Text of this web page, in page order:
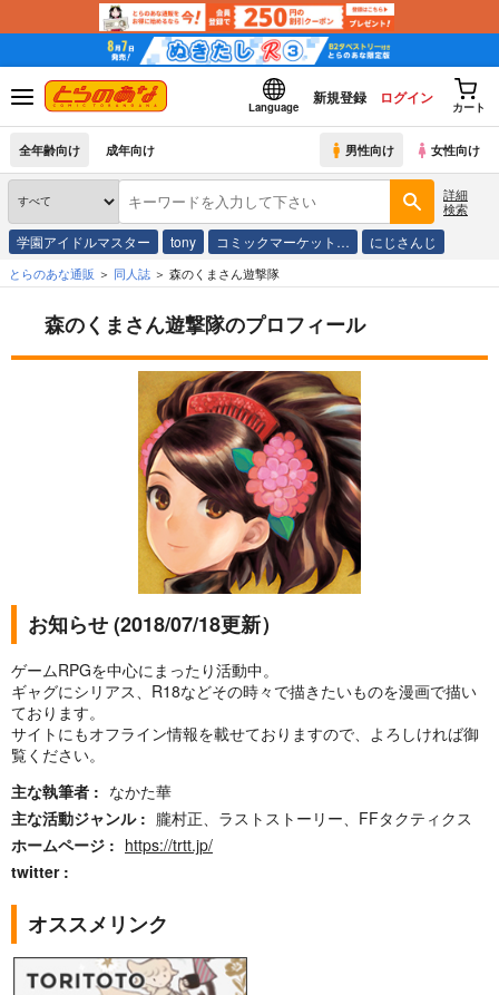
Language
新規登録 ログイン
カート
全年齢向け 成年向け 男性向け 女性向け
詳細
検索
学園アイドルマスター tony コミックマーケット… にじさんじ
とらのあな通販 同人誌 森のくまさん遊撃隊
森のくまさん遊撃隊のプロフィール
お知らせ (2018/07/18更新）
ゲームRPGを中心にまったり活動中。
ギャグにシリアス、R18などその時々で描きたいものを漫画で描い
ております。
サイトにもオフライン情報を載せておりますので、よろしければ御
覧ください。
主な執筆者
なかた華
主な活動ジャンル
朧村正、ラストストーリー、FFタクティクス
ホームページ
https://trtt.jp/
twitter
オススメリンク